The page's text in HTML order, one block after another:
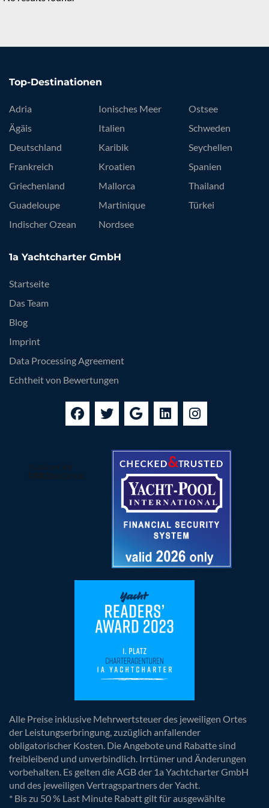
Top-Destinationen
Adria
Ägäis
Deutschland
Frankreich
Griechenland
Guadeloupe
Indischer Ozean
Ionisches Meer
Italien
Karibik
Kroatien
Mallorca
Martinique
Nordsee
Ostsee
Schweden
Seychellen
Spanien
Thailand
Türkei
1a Yachtcharter GmbH
Startseite
Das Team
Blog
Imprint
Data Processing Agreement
Echtheit von Bewertungen
Alle Preise inklusive Mehrwertsteuer des jeweiligen Ortes
der Leistungserbringung, zuzüglich anfallender
obligatorischer Kosten. Die Angebote und Rabatte sind
freibleibend und unverbindlich. Irrtümer und Änderungen
vorbehalten. Es gelten die AGB der 1a Yachtcharter GmbH
und des jeweiligen Vertragspartners der Yacht.
* Bis zu 50 % Last Minute Rabatt gilt für ausgewählte